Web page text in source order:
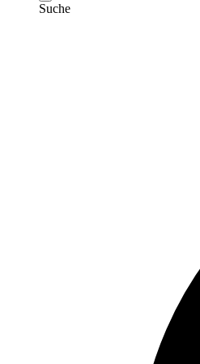
Suche